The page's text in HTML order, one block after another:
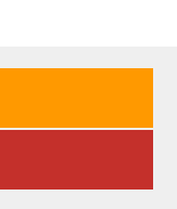
品となる。型番と価格は
（ペア、税別） ●ス
STEREO